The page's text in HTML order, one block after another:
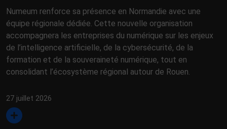
Numeum renforce sa présence en Normandie avec une
équipe régionale dédiée. Cette nouvelle organisation
accompagnera les entreprises du numérique sur les enjeux
de l’intelligence artificielle, de la cybersécurité, de la
formation et de la souveraineté numérique, tout en
consolidant l’écosystème régional autour de Rouen.
27 juillet 2026